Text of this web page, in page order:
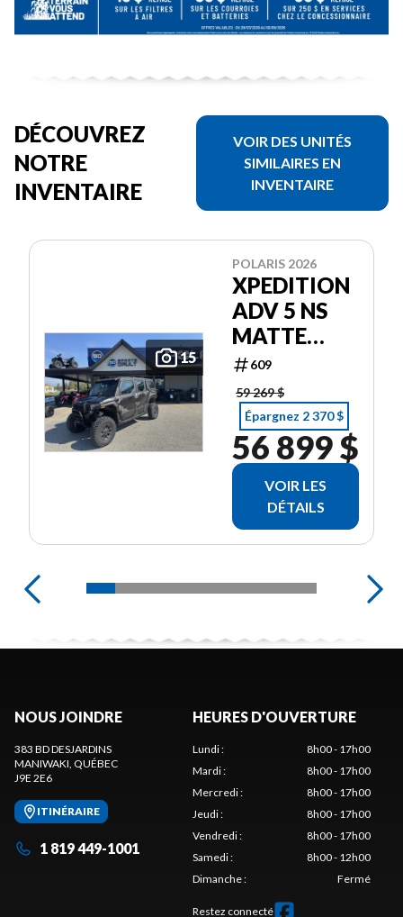
DÉCOUVREZ
NOTRE
INVENTAIRE
VOIR DES UNITÉS
SIMILAIRES EN
INVENTAIRE
15
POLARIS 2026
XPEDITION
ADV 5 NS
MATTE
SUPER
GRAPHITE
609
59 269 $
Épargnez 2 370 $
56 899 $
VOIR LES
DÉTAILS
NOUS JOINDRE
383 BD DESJARDINS
MANIWAKI, QUÉBEC
J9E 2E6
ITINÉRAIRE
1 819 449-1001
HEURES D'OUVERTURE
Lundi:
8h00 - 17h00
Mardi:
8h00 - 17h00
Mercredi:
8h00 - 17h00
Jeudi:
8h00 - 17h00
Vendredi:
8h00 - 17h00
Samedi:
8h00 - 12h00
Dimanche: Fermé
Restez connecté